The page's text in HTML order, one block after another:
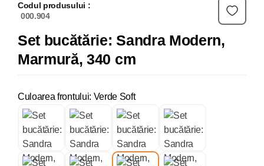
Codul produsului :
000.904
Set bucătărie: Sandra Modern,
Marmură, 340 cm
Culoarea frontului: Verde Soft